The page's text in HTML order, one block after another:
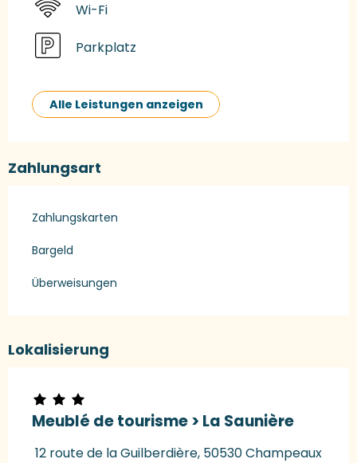
Wi-Fi
Parkplatz
Alle Leistungen anzeigen
Zahlungsart
Zahlungskarten
Bargeld
Überweisungen
Lokalisierung
Meublé de tourisme > La Saunière
12 route de la Guilberdière, 50530 Champeaux